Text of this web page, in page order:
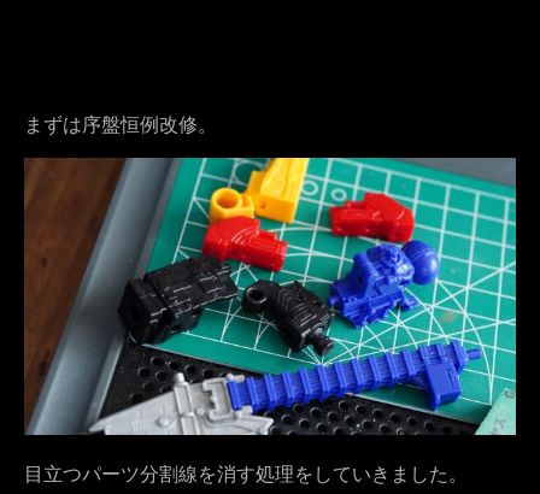
まずは序盤恒例改修。
目立つパーツ分割線を消す処理をしていきました。